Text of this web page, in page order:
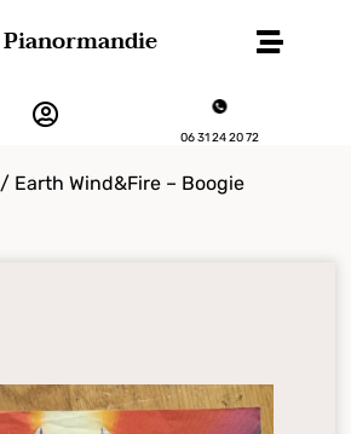
Pianormandie
06 31 24 20 72
/ Earth Wind&Fire – Boogie